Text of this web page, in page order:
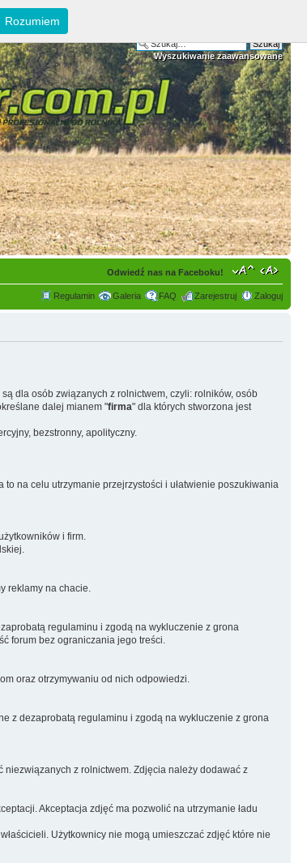
Wyszukiwanie zaawansowane
Odwiedź nas na Faceboku!
Regulamin Galeria FAQ Zarejestruj Zaloguj
dla osób związanych z rolnictwem, czyli: rolników, osób
dalej mianem "firma" dla których stworzona jest
bezstronny, apolityczny.
na celu utrzymanie przejrzystości i ułatwienie poszukiwania
i firm.
reklamy na chacie.
regulaminu i zgodą na wykluczenie z grona
forum bez ograniczania jego treści.
oraz otrzymywaniu od nich odpowiedzi.
z dezaprobatą regulaminu i zgodą na wykluczenie z grona
niezwiązanych z rolnictwem. Zdjęcia należy dodawać z
Akceptacja zdjęć ma pozwolić na utrzymanie ładu
Użytkownicy nie mogą umieszczać zdjęć które nie
Rozumiem